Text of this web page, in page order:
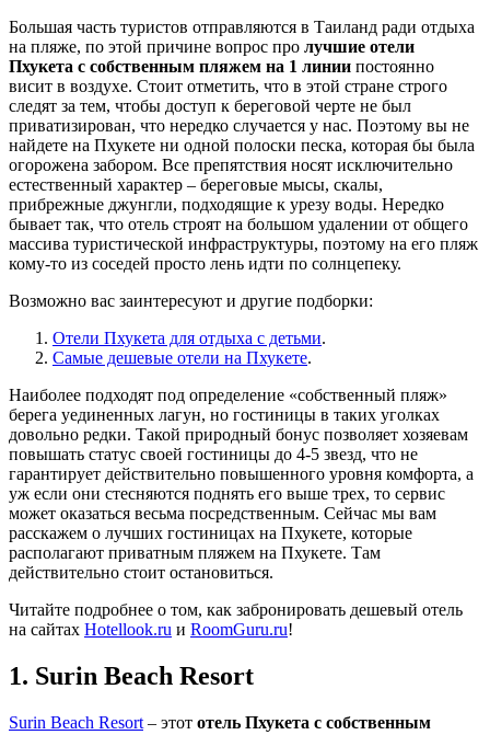
Большая часть туристов отправляются в Таиланд ради отдыха
на пляже, по этой причине вопрос про лучшие отели
Пхукета с собственным пляжем на 1 линии постоянно
висит в воздухе. Стоит отметить, что в этой стране строго
следят за тем, чтобы доступ к береговой черте не был
приватизирован, что нередко случается у нас. Поэтому вы не
найдете на Пхукете ни одной полоски песка, которая бы была
огорожена забором. Все препятствия носят исключительно
естественный характер – береговые мысы, скалы,
прибрежные джунгли, подходящие к урезу воды. Нередко
бывает так, что отель строят на большом удалении от общего
массива туристической инфраструктуры, поэтому на его пляж
кому-то из соседей просто лень идти по солнцепеку.
Возможно вас заинтересуют и другие подборки:
Отели Пхукета для отдыха с детьми.
Самые дешевые отели на Пхукете.
Наиболее подходят под определение «собственный пляж»
берега уединенных лагун, но гостиницы в таких уголках
довольно редки. Такой природный бонус позволяет хозяевам
повышать статус своей гостиницы до 4-5 звезд, что не
гарантирует действительно повышенного уровня комфорта, а
уж если они стесняются поднять его выше трех, то сервис
может оказаться весьма посредственным. Сейчас мы вам
расскажем о лучших гостиницах на Пхукете, которые
располагают приватным пляжем на Пхукете. Там
действительно стоит остановиться.
Читайте подробнее о том, как забронировать дешевый отель
на сайтах Hotellook.ru и RoomGuru.ru!
1. Surin Beach Resort
Surin Beach Resort – этот отель Пхукета с собственным